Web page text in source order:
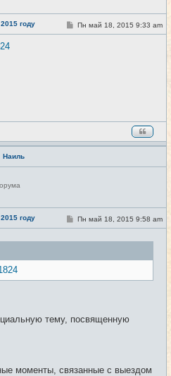
году #114
С
о
Пн май 18, 2015 9:33 am
Наиль
году #115
С
о
б
е
Пн май 18, 2015 9:58 am
тему, посвященную
моменты, связанные с выездом